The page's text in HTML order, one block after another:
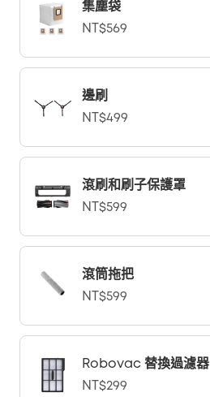
集塵袋
NT$569
邊刷
NT$499
滾刷和刷子保護罩
NT$599
滾筒拖把
NT$599
Robovac 替換過濾器
NT$299